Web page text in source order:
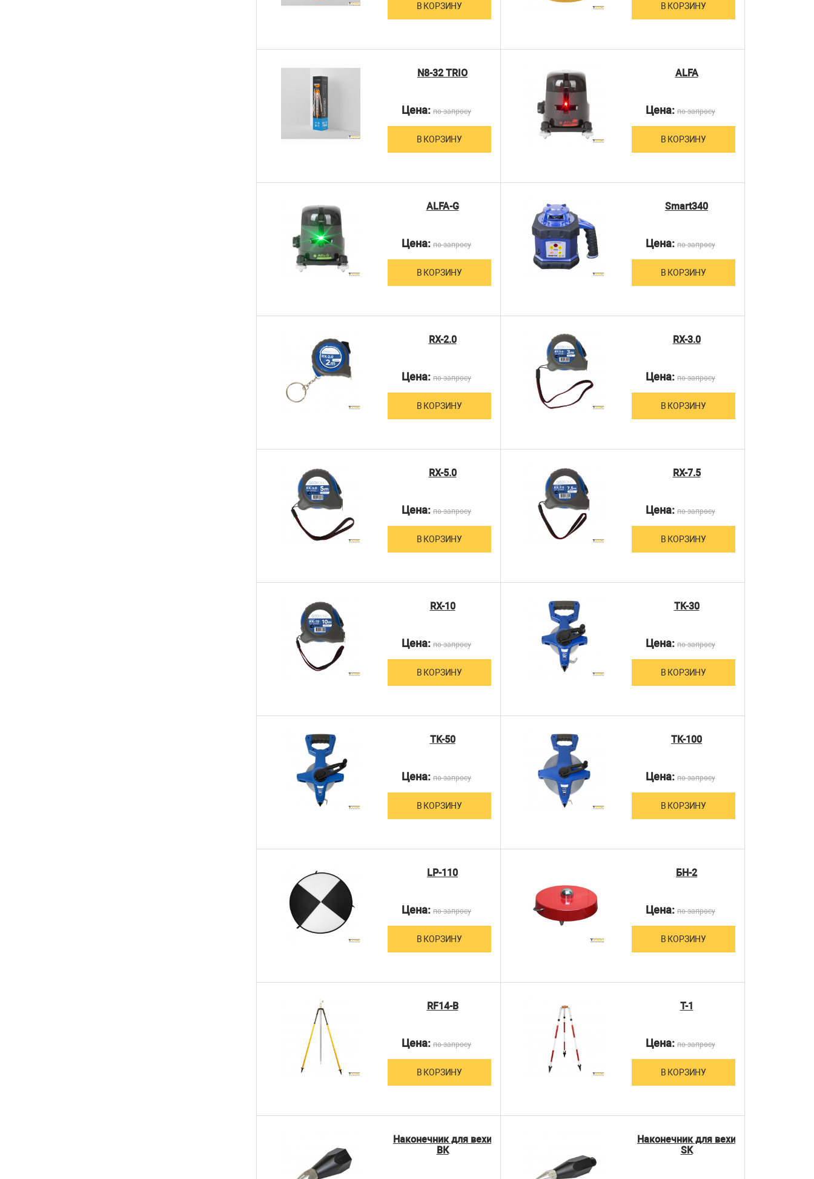
В КОРЗИНУ В КОРЗИНУ
N8-32 TRIO
Цена: по запросу
В КОРЗИНУ
ALFA
Цена: по запросу
В КОРЗИНУ
ALFA-G
Цена: по запросу
В КОРЗИНУ
Smart340
Цена: по запросу
В КОРЗИНУ
RX-2.0
Цена: по запросу
В КОРЗИНУ
RX-3.0
Цена: по запросу
В КОРЗИНУ
RX-5.0
Цена: по запросу
В КОРЗИНУ
RX-7.5
Цена: по запросу
В КОРЗИНУ
RX-10
Цена: по запросу
В КОРЗИНУ
TK-30
Цена: по запросу
В КОРЗИНУ
TK-50
Цена: по запросу
В КОРЗИНУ
TK-100
Цена: по запросу
В КОРЗИНУ
LP-110
Цена: по запросу
В КОРЗИНУ
БН-2
Цена: по запросу
В КОРЗИНУ
RF14-B
Цена: по запросу
В КОРЗИНУ
T-1
Цена: по запросу
В КОРЗИНУ
Наконечник для вехи
ВК
Наконечник для вехи
SK